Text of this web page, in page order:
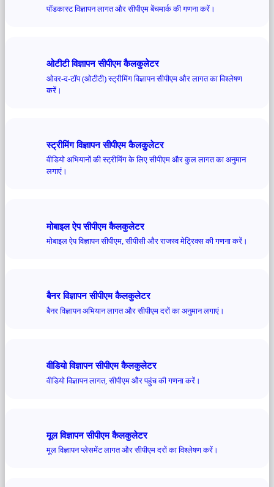
पॉडकास्ट विज्ञापन लागत और सीपीएम बेंचमार्क की गणना करें।
ओटीटी विज्ञापन सीपीएम कैलकुलेटर
ओवर-द-टॉप (ओटीटी) स्ट्रीमिंग विज्ञापन सीपीएम और लागत का विश्लेषण
करें।
स्ट्रीमिंग विज्ञापन सीपीएम कैलकुलेटर
वीडियो अभियानों की स्ट्रीमिंग के लिए सीपीएम और कुल लागत का अनुमान
लगाएं।
मोबाइल ऐप सीपीएम कैलकुलेटर
मोबाइल ऐप विज्ञापन सीपीएम, सीपीसी और राजस्व मेट्रिक्स की गणना करें।
बैनर विज्ञापन सीपीएम कैलकुलेटर
बैनर विज्ञापन अभियान लागत और सीपीएम दरों का अनुमान लगाएं।
वीडियो विज्ञापन सीपीएम कैलकुलेटर
वीडियो विज्ञापन लागत, सीपीएम और पहुंच की गणना करें।
मूल विज्ञापन सीपीएम कैलकुलेटर
मूल विज्ञापन प्लेसमेंट लागत और सीपीएम दरों का विश्लेषण करें।